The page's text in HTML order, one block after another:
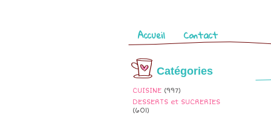
Pages
Accueil Contact
Catégories
CUISINE (997)
DESSERTS et SUCRERIES
(601)